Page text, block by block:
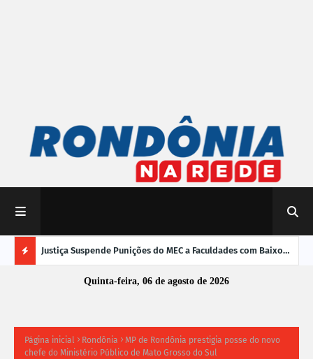
Justiça Suspende Punições do MEC a Faculdades com Baixo
Desempenho no Enamed
Quinta-feira, 06 de agosto de 2026
Página inicial Rondônia
MP de Rondônia prestigia posse do novo
chefe do Ministério Público de Mato Grosso do Sul